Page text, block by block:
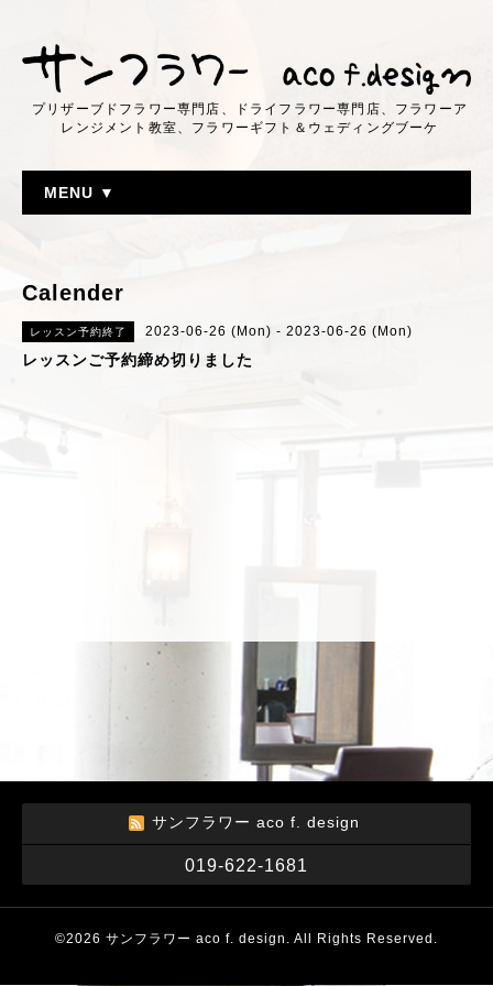
プリザーブドフラワー専門店、ドライフラワー専門店、フラワーア
レンジメント教室、フラワーギフト＆ウェディングブーケ
MENU ▼
Calender
レッスン予約終了 2023-06-26 (Mon) - 2023-06-26 (Mon)
レッスンご予約締め切りました
サンフラワー aco f. design
019-622-1681
©2026 サンフラワー aco f. design . All Rights Reserved.